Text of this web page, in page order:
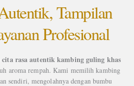
Tampilan
Profesional
cita rasa autentik kambing guling khas
aroma rempah. Kami memilih kambing
sendiri, mengolahnya dengan bumbu